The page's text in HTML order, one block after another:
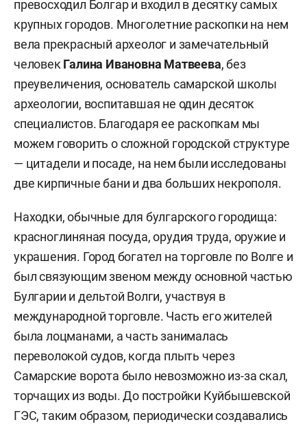
превосходил Болгар и входил в десятку самых
крупных городов. Многолетние раскопки на нем
вела прекрасный археолог и замечательный
человек Галина Ивановна Матвеева, без
преувеличения, основатель самарской школы
археологии, воспитавшая не один десяток
специалистов. Благодаря ее раскопкам мы
можем говорить о сложной городской структуре
— цитадели и посаде, на нем были исследованы
две кирпичные бани и два больших некрополя.
Находки, обычные для булгарского городища:
красноглиняная посуда, орудия труда, оружие и
украшения. Город богател на торговле по Волге и
был связующим звеном между основной частью
Булгарии и дельтой Волги, участвуя в
международной торговле. Часть его жителей
была лоцманами, а часть занималась
переволокой судов, когда плыть через
Самарские ворота было невозможно из-за скал,
торчащих из воды. До постройки Куйбышевской
ГЭС, таким образом, периодически создавались